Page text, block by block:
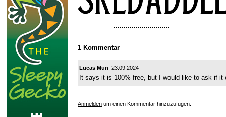
1 Kommentar
Lucas Mun 23.09.2024
It says it is 100% free, but I would like to ask if it
Anmelden um einen Kommentar hinzuzufügen.